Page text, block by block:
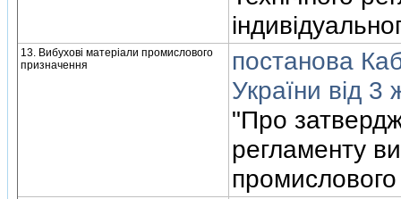
13. Вибуховi матерiали промислового
призначення
постанова
України вiд 3
"Про
регламенту